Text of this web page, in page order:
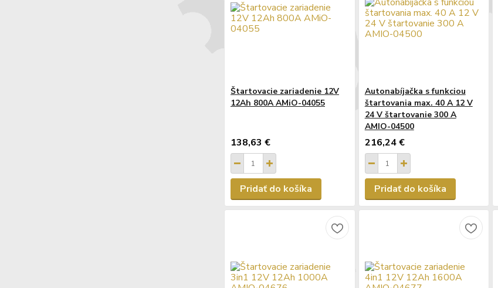
Štartovacie zariadenie 12V
12Ah 800A AMiO-04055
138,63 €
Pridať do košíka
Autonabíjačka s funkciou
štartovania max. 40 A 12 V
24 V štartovanie 300 A
AMIO-04500
216,24 €
Pridať do košíka